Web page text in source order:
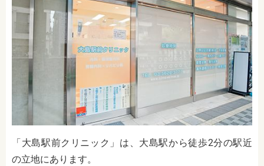
「大島駅前クリニック」は、大島駅から徒歩2分の駅近
の立地にあります。